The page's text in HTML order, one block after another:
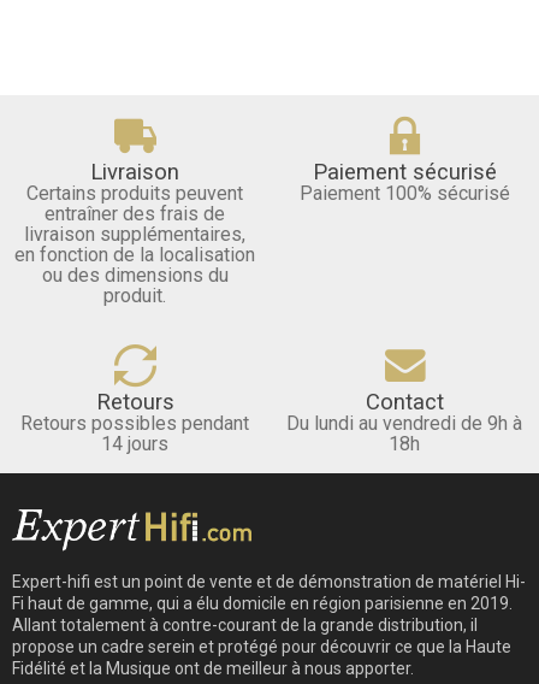
Livraison
Certains produits peuvent
entraîner des frais de
livraison supplémentaires,
en fonction de la localisation
ou des dimensions du
produit.
Paiement sécurisé
Paiement 100% sécurisé
Retours
Retours possibles pendant
14 jours
Contact
Du lundi au vendredi de 9h à
18h
Expert-hifi est un point de vente et de démonstration de matériel Hi-
Fi haut de gamme, qui a élu domicile en région parisienne en 2019.
Allant totalement à contre-courant de la grande distribution, il
propose un cadre serein et protégé pour découvrir ce que la Haute
Fidélité et la Musique ont de meilleur à nous apporter.